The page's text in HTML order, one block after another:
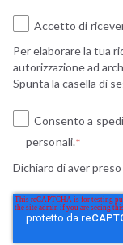
Accetto di
Per elaborare la tua
autorizzazione ad
Spunta la casella di
Consento a
personali.*
Dichiaro di aver